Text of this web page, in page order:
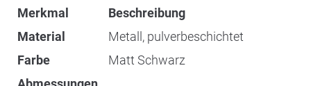
Merkmal
Beschreibung
Material
Metall, pulverbeschichtet
Farbe
Matt Schwarz